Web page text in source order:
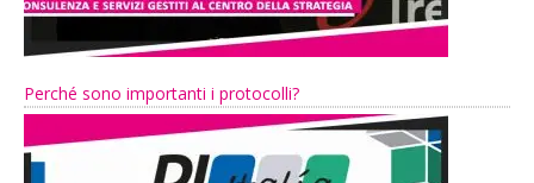
Perché sono importanti i protocolli?